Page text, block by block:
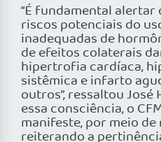
“É fundamental
riscos potenciais do
inadequadas de
de efeitos colaterais
hipertrofia cardíaca,
sistêmica e infarto
outros”, ressaltou
essa consciência, o
manifeste, por meio
reiterando a